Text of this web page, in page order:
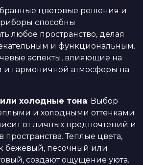
цветовые решения и
способны
любое пространство, делая
и функциональным.
аспекты, влияющие на
и гармоничной атмосферы на
холодные тона: Выбор
и холодными оттенками
от личных предпочтений и
пространства. Теплые цвета,
бежевый, песочный или
создают ощущение уюта.